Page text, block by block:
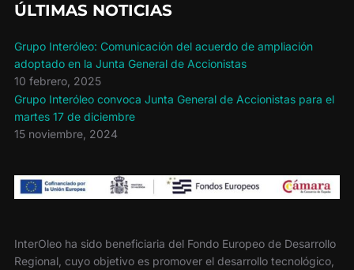
ÚLTIMAS NOTICIAS
Grupo Interóleo: Comunicación del acuerdo de ampliación
adoptado en la Junta General de Accionistas
10 febrero, 2025
Grupo Interóleo convoca Junta General de Accionistas para el
martes 17 de diciembre
15 noviembre, 2024
InterOleo ha sido beneficiaria del Fondo Europeo de Desarrollo
Regional, cuyo objetivo es promover el desarrollo tecnológico,